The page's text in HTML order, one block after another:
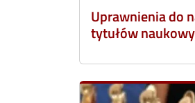
Uprawnienia do
tytułów